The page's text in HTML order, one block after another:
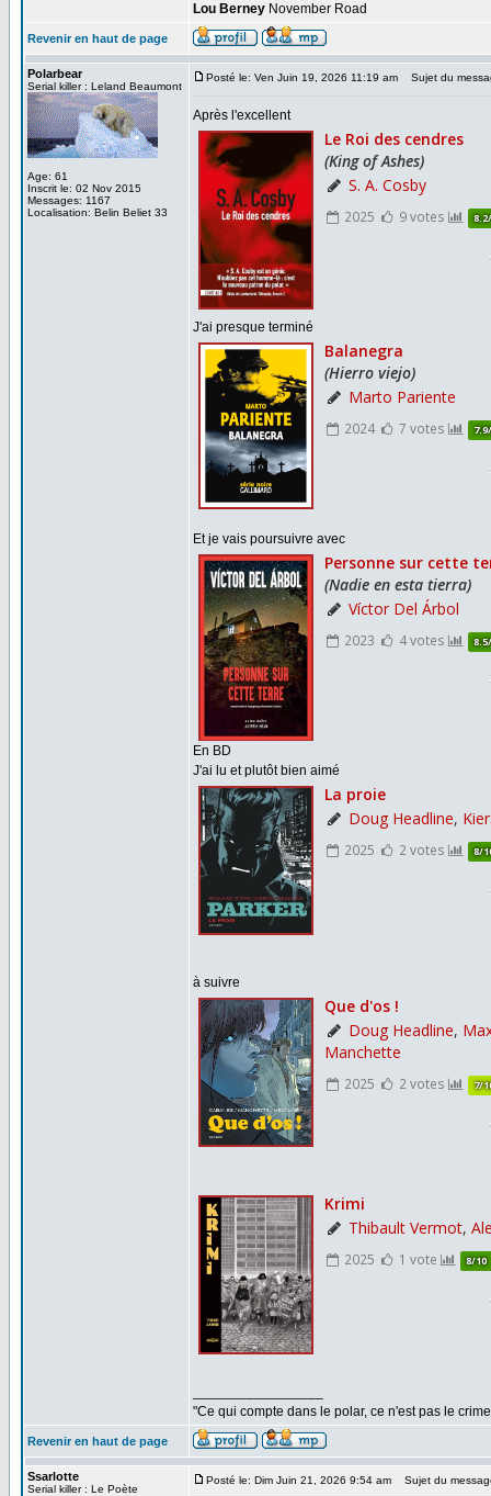
Lou Berney November Road
Revenir en haut de page
Polarbear
Serial killer : Leland Beaumont
Age: 61
Inscrit le: 02 Nov 2015
Messages: 1167
Localisation: Belin Beliet 33
Posté le: Ven Juin 19, 2026 11:19 am Sujet du
Après l'excellent
J'ai presque terminé
Et je vais poursuivre avec
En BD
J'ai lu et plutôt bien aimé
à suivre
"Ce qui compte dans le polar, ce n'est pas le
Revenir en haut de page
Ssarlotte
Serial killer : Le Poète
Posté le: Dim Juin 21, 2026 9:54 am Sujet du